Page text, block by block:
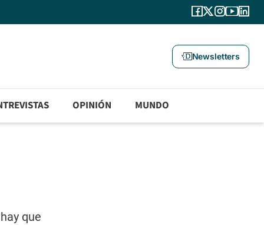
Newsletters
OPINIÓN MUNDO
que